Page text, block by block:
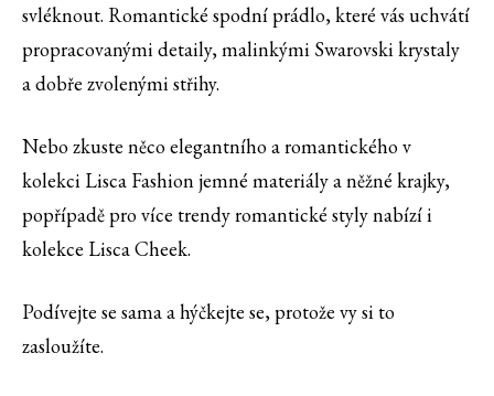
svléknout. Romantické spodní prádlo, které vás uchvátí
propracovanými detaily, malinkými Swarovski krystaly
a dobře zvolenými střihy.
Nebo zkuste něco elegantního a romantického v
kolekci Lisca Fashion jemné materiály a něžné krajky,
popřípadě pro více trendy romantické styly nabízí i
kolekce Lisca Cheek.
Podívejte se sama a hýčkejte se, protože vy si to
zasloužíte.